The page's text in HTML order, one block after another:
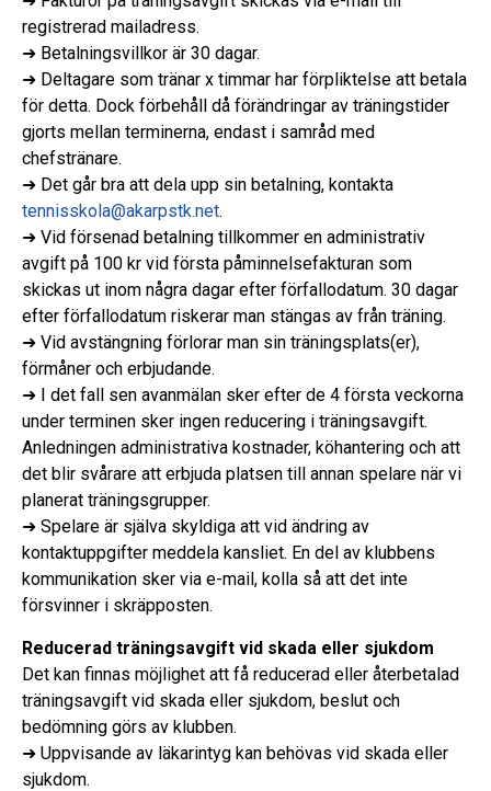
registrerad mailadress.
➜ Betalningsvillkor är 30 dagar.
➜ Deltagare som tränar x timmar har förpliktelse att betala
för detta. Dock förbehåll då förändringar av träningstider
gjorts mellan terminerna, endast i samråd med
chefstränare.
➜ Det går bra att dela upp sin betalning, kontakta
tennisskola@akarpstk.net.
➜ Vid försenad betalning tillkommer en administrativ
avgift på 100 kr vid första påminnelsefakturan som
skickas ut inom några dagar efter förfallodatum. 30 dagar
efter förfallodatum riskerar man stängas av från träning.
➜ Vid avstängning förlorar man sin träningsplats(er),
förmåner och erbjudande.
➜ I det fall sen avanmälan sker efter de 4 första veckorna
under terminen sker ingen reducering i träningsavgift.
Anledningen administrativa kostnader, köhantering och att
det blir svårare att erbjuda platsen till annan spelare när vi
planerat träningsgrupper.
➜ Spelare är själva skyldiga att vid ändring av
kontaktuppgifter meddela kansliet. En del av klubbens
kommunikation sker via e-mail, kolla så att det inte
försvinner i skräpposten.
Reducerad träningsavgift vid skada eller sjukdom
Det kan finnas möjlighet att få reducerad eller återbetalad
träningsavgift vid skada eller sjukdom, beslut och
bedömning görs av klubben.
➜ Uppvisande av läkarintyg kan behövas vid skada eller
sjukdom.